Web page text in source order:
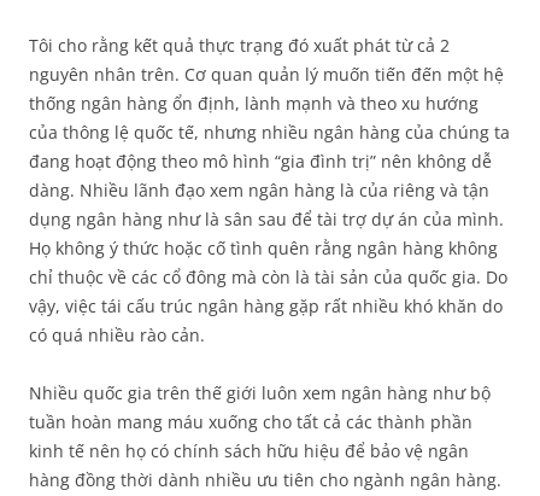
Tôi cho rằng kết quả thực trạng đó xuất phát từ cả 2
nguyên nhân trên. Cơ quan quản lý muốn tiến đến một hệ
thống ngân hàng ổn định, lành mạnh và theo xu hướng
của thông lệ quốc tế, nhưng nhiều ngân hàng của chúng ta
đang hoạt động theo mô hình “gia đình trị” nên không dễ
dàng. Nhiều lãnh đạo xem ngân hàng là của riêng và tận
dụng ngân hàng như là sân sau để tài trợ dự án của mình.
Họ không ý thức hoặc cố tình quên rằng ngân hàng không
chỉ thuộc về các cổ đông mà còn là tài sản của quốc gia. Do
vậy, việc tái cấu trúc ngân hàng gặp rất nhiều khó khăn do
có quá nhiều rào cản.
Nhiều quốc gia trên thế giới luôn xem ngân hàng như bộ
tuần hoàn mang máu xuống cho tất cả các thành phần
kinh tế nên họ có chính sách hữu hiệu để bảo vệ ngân
hàng đồng thời dành nhiều ưu tiên cho ngành ngân hàng.